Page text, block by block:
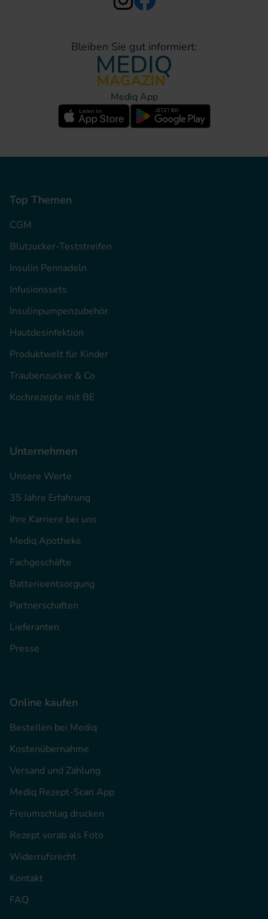
Bleiben Sie gut informiert:
Mediq App
Top Themen
CGM
Blutzucker-Teststreifen
Insulin Pennadeln
Infusionssets
Insulinpumpenzubehör
Hautdesinfektion
Produktwelt für Kinder
Traubenzucker & Co
Kochrezepte mit BE
Unternehmen
Unsere Werte
35 Jahre Erfahrung
Ihre Karriere bei uns
Mediq Apotheke
Fachgeschäfte
Batterieentsorgung
Partnerschaften
Lieferanten
Presse
Online kaufen
Bestellen bei Mediq
Kostenübernahme
Versand und Zahlung
Mediq Rezept-Scan App
Freiumschlag drucken
Rezept vorab als Foto
Widerrufsrecht
Kontakt
FAQ